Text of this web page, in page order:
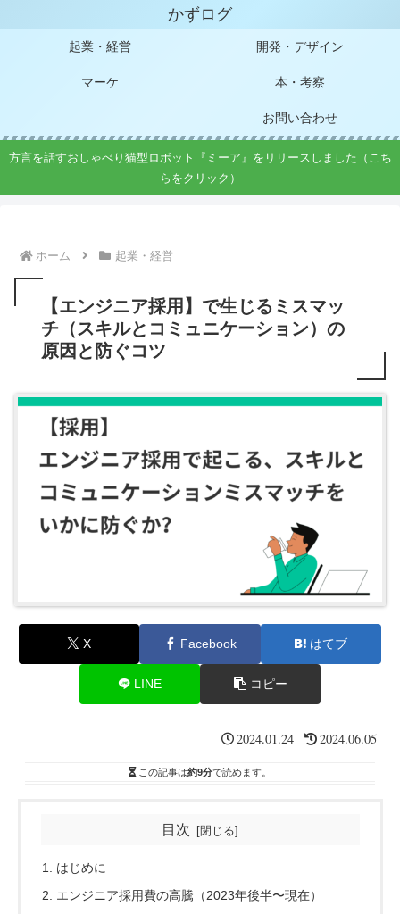
かずログ
起業・経営 開発・デザイン
マーケ 本・考察
お問い合わせ
方言を話すおしゃべり猫型ロボット『ミーア』をリリースしました（こち
らをクリック）
ホーム 起業・経営
【エンジニア採用】で生じるミスマッ
チ（スキルとコミュニケーション）の
原因と防ぐコツ
X Facebook はてブ
LINE コピー
2024.01.24 2024.06.05
この記事は約9分で読めます。
目次
はじめに
エンジニア採用費の高騰（2023年後半〜現在）